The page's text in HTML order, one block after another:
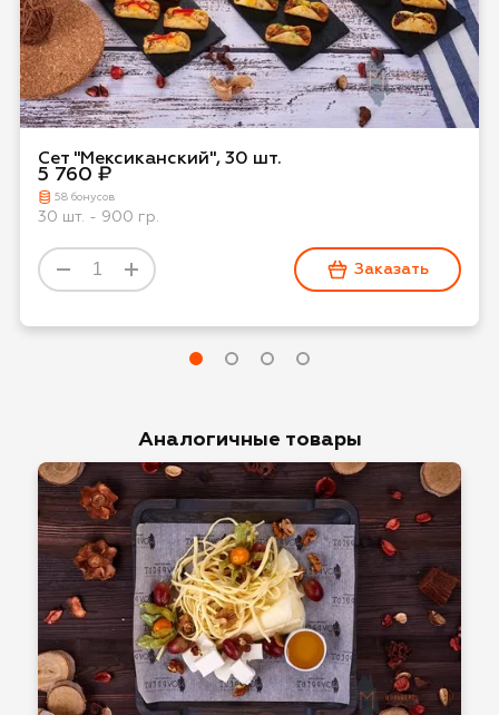
Сет "Мексиканский", 30 шт.
5 760 ₽
58 бонусов
30 шт. - 900 гр.
Заказать
Аналогичные товары